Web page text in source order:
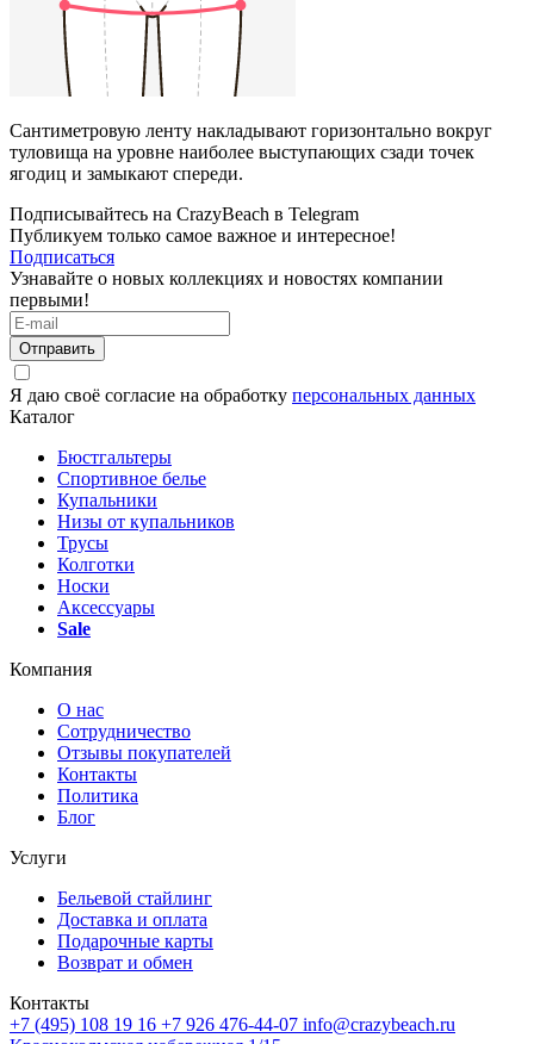
Сантиметровую ленту накладывают горизонтально вокруг
туловища на уровне наиболее выступающих сзади точек
ягодиц и замыкают спереди.
Подписывайтесь на CrazyBeach в Telegram
Публикуем только самое важное и интересное!
Подписаться
Узнавайте о новых коллекциях и новостях компании
первыми!
Отправить
Я даю своё согласие на обработку персональных данных
Каталог
Бюстгальтеры
Спортивное белье
Купальники
Низы от купальников
Трусы
Колготки
Носки
Аксессуары
Sale
Компания
О нас
Сотрудничество
Отзывы покупателей
Контакты
Политика
Блог
Услуги
Бельевой стайлинг
Доставка и оплата
Подарочные карты
Возврат и обмен
Контакты
+7 (495) 108 19 16 +7 926 476-44-07 info@crazybeach.ru